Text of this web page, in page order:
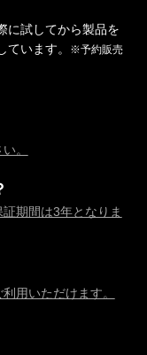
に試してから製品を
います。
※予約販売
。
期間は3年となりま
用いただけます。